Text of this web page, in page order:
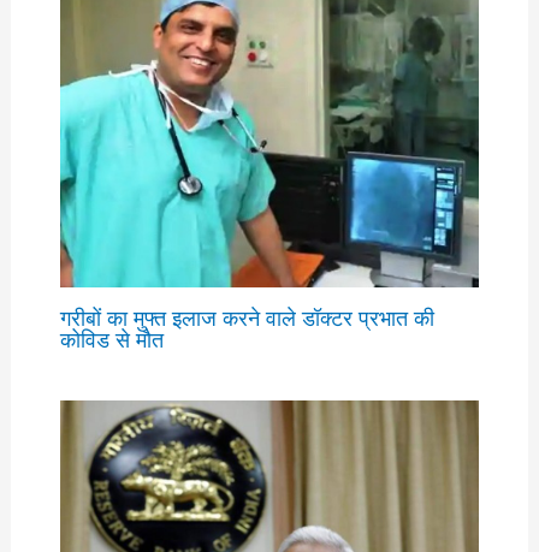
गरीबों का मुफ्त इलाज करने वाले डॉक्टर प्रभात की
कोविड से मौत